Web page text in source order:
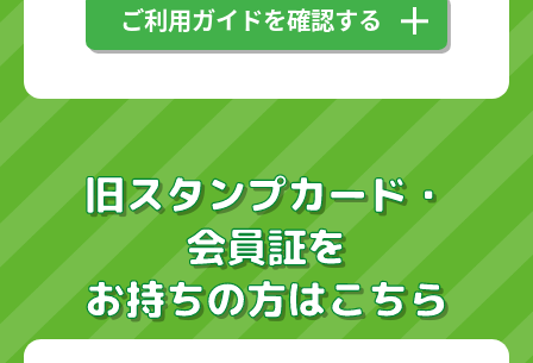
ご利用ガイドを確認する
旧スタンプカード・
会員証を
お持ちの方はこちら